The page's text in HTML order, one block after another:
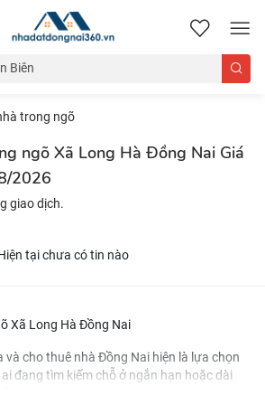
nhadatdongnai360.vn
trong ngõ
ngõ Xã Long Hà Đồng Nai Giá
2026
giao dịch.
tại chưa có tin nào
Xã Long Hà Đồng Nai
và cho thuê nhà Đồng Nai hiện là lựa chọn
đang tìm kiếm chỗ ở ngắn hạn hoặc dài